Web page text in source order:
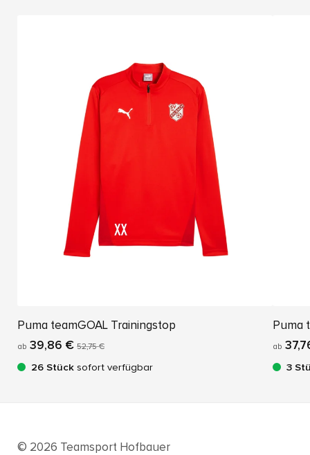
Puma teamGOAL Trainingstop
ab 39,86 € 52,75 €
26 Stück sofort verfügbar
Puma
ab
3
© 2026 Teamsport Hofbauer